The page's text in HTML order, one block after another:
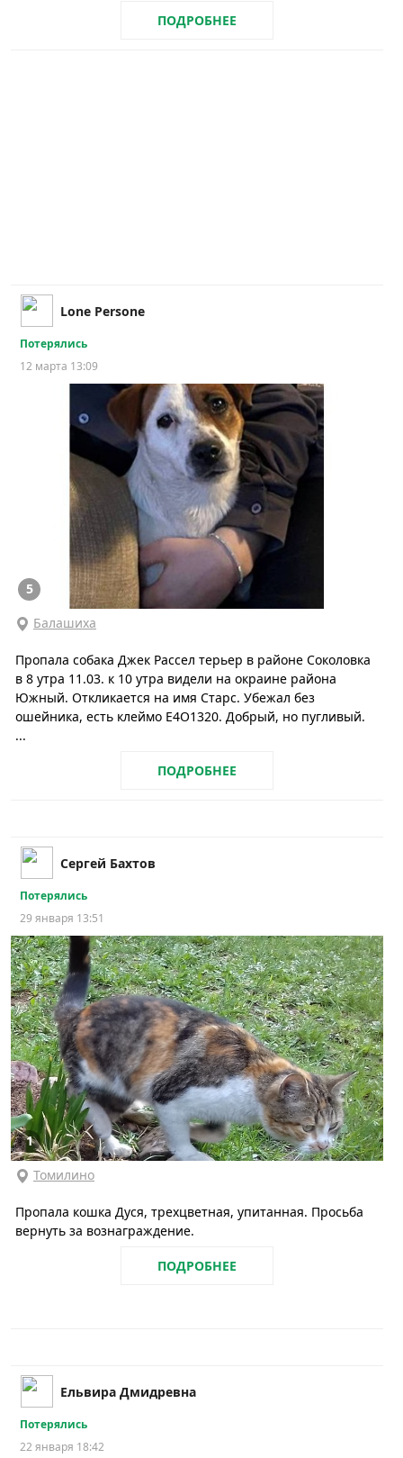
ПОДРОБНЕЕ
Lone Persone
Потерялись
12 марта 13:09
5
Балашиха
Пропала собака Джек Рассел терьер в районе Соколовка
в 8 утра 11.03. к 10 утра видели на окраине района
Южный. Откликается на имя Старс. Убежал без
ошейника, есть клеймо Е4О1320. Добрый, но пугливый.
...
ПОДРОБНЕЕ
Сергей Бахтов
Потерялись
29 января 13:51
1
Томилино
Пропала кошка Дуся, трехцветная, упитанная. Просьба
вернуть за вознаграждение.
ПОДРОБНЕЕ
Ельвира Дмидревна
Потерялись
22 января 18:42